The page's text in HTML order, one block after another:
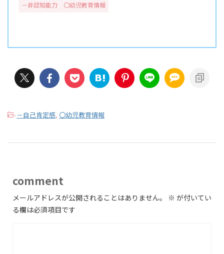
－非認知能力 〇幼児教育情報
-－自己肯定感, 〇幼児教育情報
comment
メールアドレスが公開されることはありません。 ※ が付いてい
る欄は必須項目です